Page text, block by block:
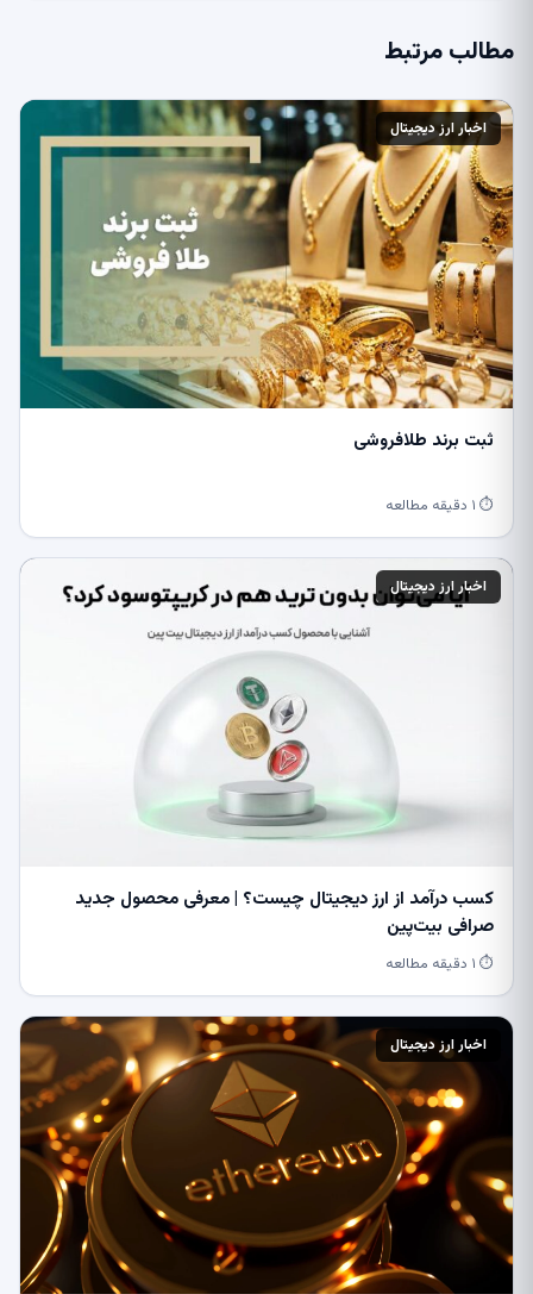
مطالب مرتبط
اخبار ارز دیجیتال
ثبت برند طلافروشی
⏱ ۱ دقیقه مطالعه
اخبار ارز دیجیتال
کسب درآمد از ارز دیجیتال چیست؟ | معرفی محصول جدید
صرافی بیت‌پین
⏱ ۱ دقیقه مطالعه
اخبار ارز دیجیتال